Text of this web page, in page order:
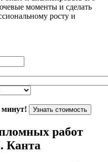
моменты и сделать
росту и
минут! Узнать стоимость
работ